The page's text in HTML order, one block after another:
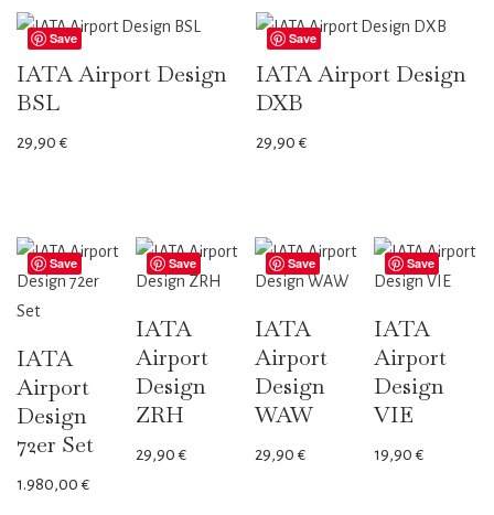
Save
IATA Airport Design
BSL
29,90€
Save
IATA Airport Design
DXB
29,90€
Save
IATA
Airport
Design
72er Set
1.980,00€
Save
IATA
Airport
Design
ZRH
29,90€
Save
IATA
Airport
Design
WAW
29,90€
Save
IATA
Airport
Design
VIE
19,90€